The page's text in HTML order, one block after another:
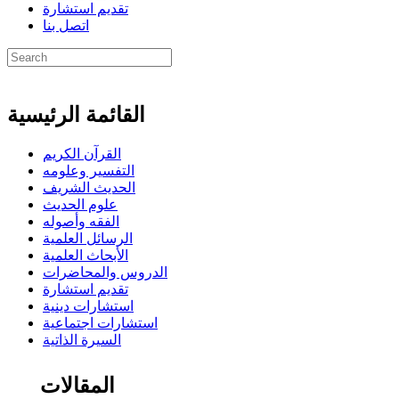
تقديم استشارة
اتصل بنا
القائمة الرئيسية
القرآن الكريم
التفسير وعلومه
الحديث الشريف
علوم الحديث
الفقه وأصوله
الرسائل العلمية
الأبحاث العلمية
الدروس والمحاضرات
تقديم استشارة
استشارات دينية
استشارات اجتماعية
السيرة الذاتية
المقالات